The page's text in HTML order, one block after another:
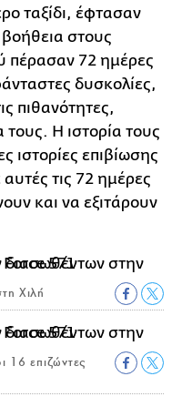
ταξίδι, έφτασαν
βοήθεια στους
πέρασαν 72 ημέρες
δυσκολίες,
πιθανότητες,
Η ιστορία τους
ιστορίες επιβίωσης
τις 72 ημέρες
και να εξιτάρουν
Χιλή
16 επιζώντες